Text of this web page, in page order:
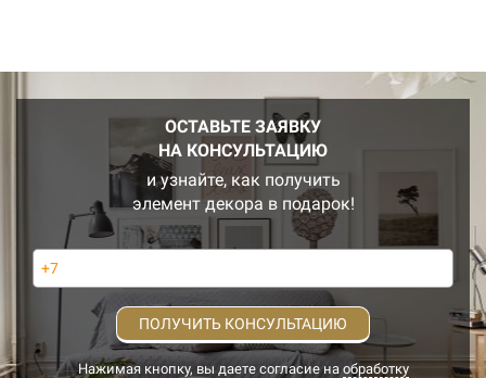
ОСТАВЬТЕ ЗАЯВКУ
НА КОНСУЛЬТАЦИЮ
и узнайте, как получить
элемент декора в подарок!
ПОЛУЧИТЬ КОНСУЛЬТАЦИЮ
Нажимая кнопку, вы даете согласие на обработку